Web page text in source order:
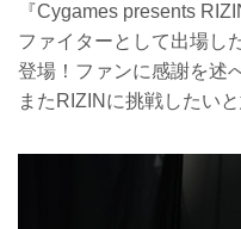
『Cygames presents
ファイターとして出場し
登場！ファンに感謝を述
またRIZINに挑戦したい